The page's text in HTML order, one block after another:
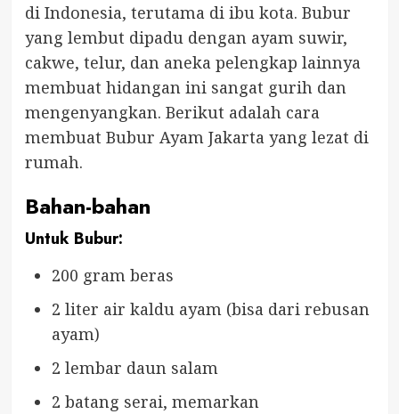
di Indonesia, terutama di ibu kota. Bubur
yang lembut dipadu dengan ayam suwir,
cakwe, telur, dan aneka pelengkap lainnya
membuat hidangan ini sangat gurih dan
mengenyangkan. Berikut adalah cara
membuat Bubur Ayam Jakarta yang lezat di
rumah.
Bahan-bahan
Untuk Bubur:
200 gram beras
2 liter air kaldu ayam (bisa dari rebusan
ayam)
2 lembar daun salam
2 batang serai, memarkan